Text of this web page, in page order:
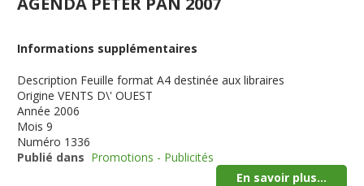
Informations supplémentaires
Description Feuille format A4 destinée aux libraires
Origine VENTS D\' OUEST
Année 2006
Mois 9
Numéro 1336
Publié dans Promotions - Publicités
En savoir plus...